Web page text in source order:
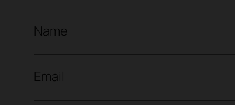
Name
Email